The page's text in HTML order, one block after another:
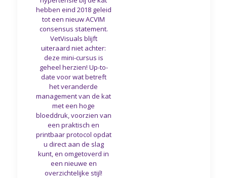
hebben eind 2018 geleid
tot een nieuw ACVIM
consensus statement.
VetVisuals blijft
uiteraard niet achter:
deze mini-cursus is
geheel herzien! Up-to-
date voor wat betreft
het veranderde
management van de kat
met een hoge
bloeddruk, voorzien van
een praktisch en
printbaar protocol opdat
u direct aan de slag
kunt, en omgetoverd in
een nieuwe en
overzichtelijke stijl!